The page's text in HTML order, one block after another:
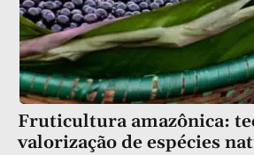
Fruticultura amazônica:
valorização de espécies